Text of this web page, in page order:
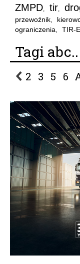
ZMPD, tir,
przewoźnik,
ograniczenia, TIR-
Tagi abc..
2 3 5 6